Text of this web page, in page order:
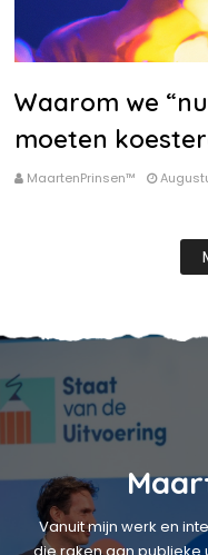
Waarom we
moeten
MaartenPrinsen™
Vanuit mijn werk en